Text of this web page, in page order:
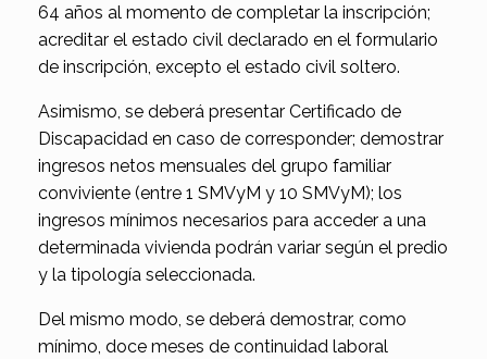
64 años al momento de completar la inscripción;
acreditar el estado civil declarado en el formulario
de inscripción, excepto el estado civil soltero.
Asimismo, se deberá presentar Certificado de
Discapacidad en caso de corresponder; demostrar
ingresos netos mensuales del grupo familiar
conviviente (entre 1 SMVyM y 10 SMVyM); los
ingresos mínimos necesarios para acceder a una
determinada vivienda podrán variar según el predio
y la tipología seleccionada.
Del mismo modo, se deberá demostrar, como
mínimo, doce meses de continuidad laboral